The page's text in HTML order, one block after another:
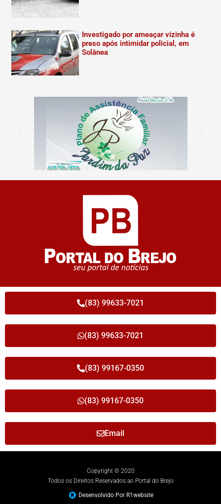
Investigado por ameaçar vizinha é
preso após intimidar policial, em
Solânea
(83) 99633-7021
(83) 99633-7021
(83) 99167-0350
(83) 99167-0350
Email
Copyright © 2020
Todos os Direitos Reservados ao Portal do Brejo
Desenvolvido Por R1website